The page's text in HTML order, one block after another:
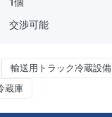
交渉可能
輸送用トラック冷蔵設備
蔵庫